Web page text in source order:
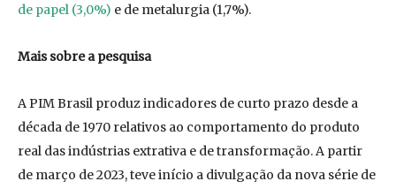
de papel (3,0%) e de metalurgia (1,7%).
Mais sobre a pesquisa
A PIM Brasil produz indicadores de curto prazo desde a
década de 1970 relativos ao comportamento do produto
real das indústrias extrativa e de transformação. A partir
de março de 2023, teve início a divulgação da nova série de